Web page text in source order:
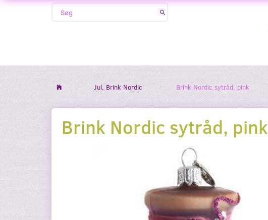
Jul, Brink Nordic Brink Nordic sytråd, pink
Brink Nordic sytråd, pink